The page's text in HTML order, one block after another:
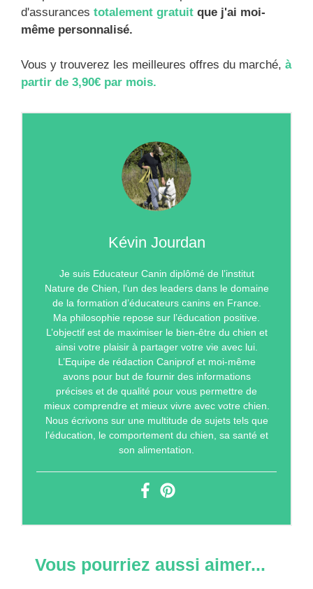
d'assurances totalement gratuit que j'ai moi-
même personnalisé.
Vous y trouverez les meilleures offres du marché, à
partir de 3,90€ par mois.
Kévin Jourdan
Je suis Educateur Canin diplômé de l’institut
Nature de Chien, l’un des leaders dans le domaine
de la formation d’éducateurs canins en France.
Ma philosophie repose sur l’éducation positive.
L’objectif est de maximiser le bien-être du chien et
ainsi votre plaisir à partager votre vie avec lui.
L’Equipe de rédaction Caniprof et moi-même
avons pour but de fournir des informations
précises et de qualité pour vous permettre de
mieux comprendre et mieux vivre avec votre chien.
Nous écrivons sur une multitude de sujets tels que
l’éducation, le comportement du chien, sa santé et
son alimentation.
Vous pourriez aussi aimer...